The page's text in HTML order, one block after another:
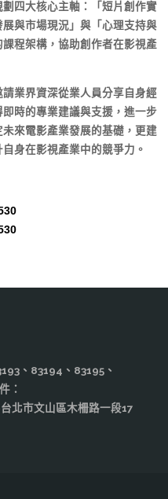
四大核心主軸：「 短片創作實
與市場現況」與「 心理支持與
程架構， 協助創作者在影視產
請業界資深從業人員分享自身經
時的專業建議與支援， 進一步
未來電影產業發展的基礎，更建
身在影視產業中的競爭力。
、83194、83195、
：
北市文山區木柵路一段17